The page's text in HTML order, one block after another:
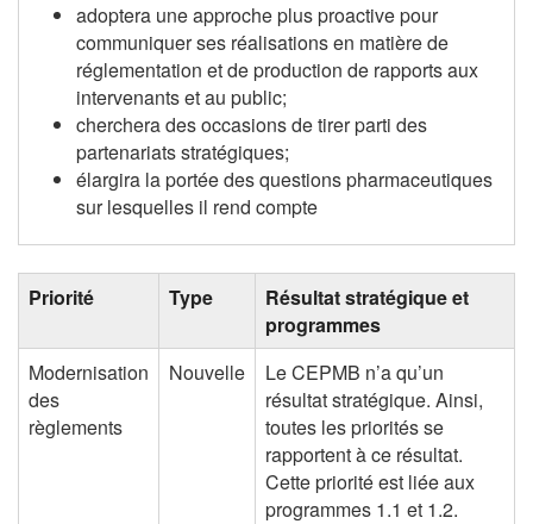
adoptera une approche plus proactive pour
communiquer ses réalisations en matière de
réglementation et de production de rapports aux
intervenants et au public;
cherchera des occasions de tirer parti des
partenariats stratégiques;
élargira la portée des questions pharmaceutiques
sur lesquelles il rend compte
Priorité Type
Résultat stratégique et
programmes
Modernisation
des
règlements
Nouvelle
Le CEPMB n’a qu’un
résultat stratégique. Ainsi,
toutes les priorités se
rapportent à ce résultat.
Cette priorité est liée aux
programmes 1.1 et 1.2.